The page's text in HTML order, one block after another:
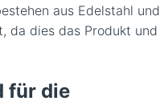
aus Edelstahl und
da dies das Produkt
für die